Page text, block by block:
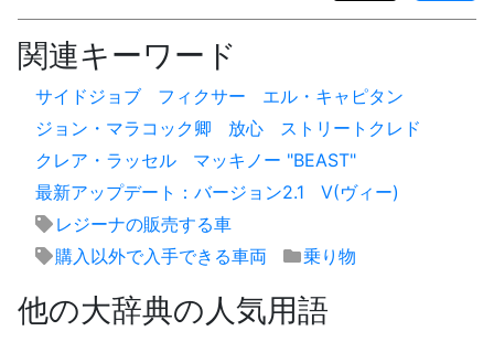
関連キーワード
サイドジョブ フィクサー
エル・キャピタン
ジョン・マラコック卿
放心
ストリートクレド
クレア・ラッセル
マッキノー "BEAST"
最新アップデート：バージョン2.1
V(ヴィー)
レジーナの販売する車
購入以外で入手できる車両
乗り物
他の大辞典の人気用語